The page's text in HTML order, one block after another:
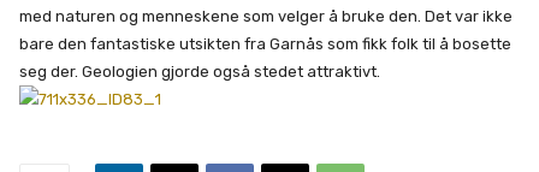
med naturen og menneskene som velger å bruke den. Det var ikke
bare den fantastiske utsikten fra Garnås som fikk folk til å bosette
seg der. Geologien gjorde også stedet attraktivt.